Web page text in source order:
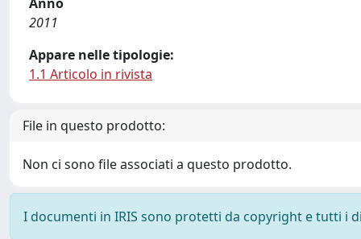
2011
Appare nelle tipologie:
1.1 Articolo in rivista
File in questo prodotto:
Non ci sono file associati a questo prodotto.
I documenti in IRIS sono protetti da copyright e tutti i